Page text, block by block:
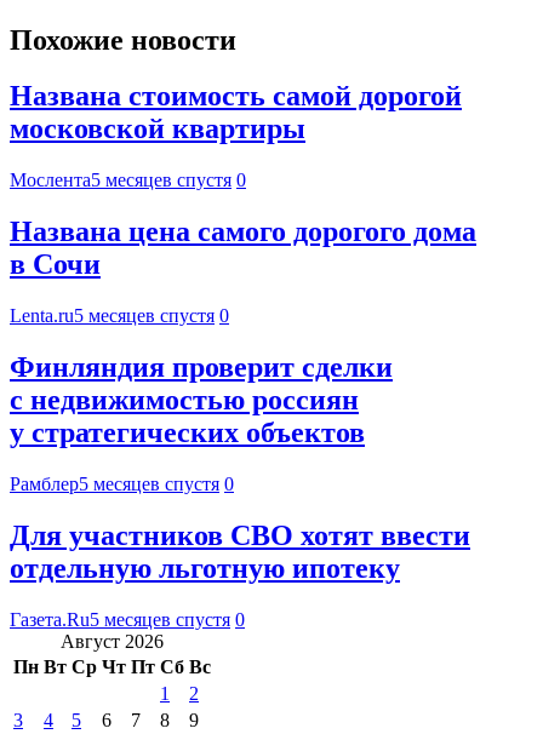
Похожие новости
Названа стоимость самой дорогой
московской квартиры
Мослента5 месяцев спустя 0
Названа цена самого дорогого дома
в Сочи
Lenta.ru5 месяцев спустя 0
Финляндия проверит сделки
с недвижимостью россиян
у стратегических объектов
Рамблер5 месяцев спустя 0
Для участников СВО хотят ввести
отдельную льготную ипотеку
Газета.Ru5 месяцев спустя 0
Август 2026
Пн Вт Ср Чт Пт Сб Вс
1
2
3
4 5 6 7 8
9